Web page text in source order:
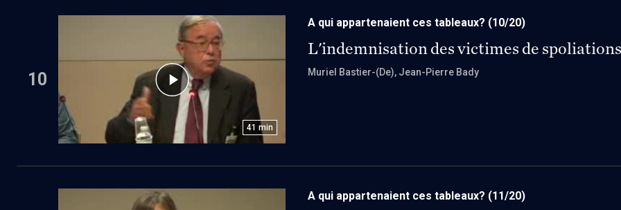
10
41 min
A qui appartenaient ces tableaux? (10/20)
L'indemnisation des victimes de spoliations
Muriel Bastier-(De), Jean-Pierre Bady
A qui appartenaient ces tableaux? (11/20)